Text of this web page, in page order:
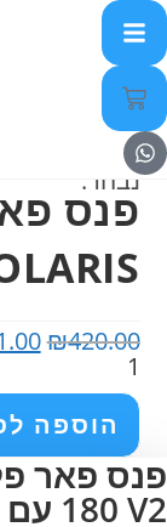
נבחר:
פנס
₪420.00
הוספה